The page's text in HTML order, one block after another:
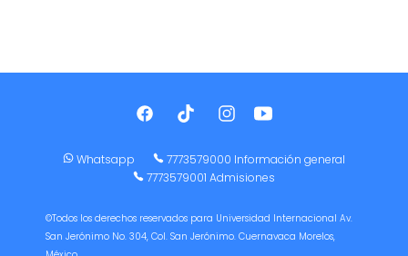
Whatsapp
7773579000 Información general
7773579001 Admisiones
©Todos los derechos reservados para Universidad Internacional Av.
San Jerónimo No. 304, Col. San Jerónimo. Cuernavaca Morelos,